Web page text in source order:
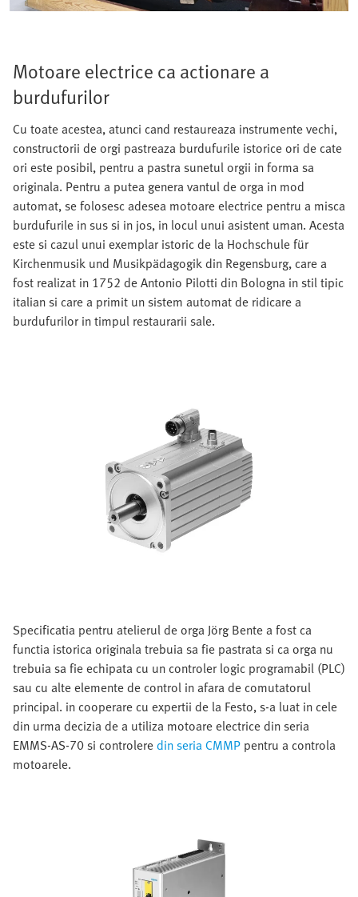
Motoare electrice ca actionare a
burdufurilor
Cu toate acestea, atunci cand restaureaza instrumente vechi,
constructorii de orgi pastreaza burdufurile istorice ori de cate
ori este posibil, pentru a pastra sunetul orgii in forma sa
originala. Pentru a putea genera vantul de orga in mod
automat, se folosesc adesea motoare electrice pentru a misca
burdufurile in sus si in jos, in locul unui asistent uman. Acesta
este si cazul unui exemplar istoric de la Hochschule für
Kirchenmusik und Musikpädagogik din Regensburg, care a
fost realizat in 1752 de Antonio Pilotti din Bologna in stil tipic
italian si care a primit un sistem automat de ridicare a
burdufurilor in timpul restaurarii sale.
Specificatia pentru atelierul de orga Jörg Bente a fost ca
functia istorica originala trebuia sa fie pastrata si ca orga nu
trebuia sa fie echipata cu un controler logic programabil (PLC)
sau cu alte elemente de control in afara de comutatorul
principal. in cooperare cu expertii de la Festo, s-a luat in cele
din urma decizia de a utiliza motoare electrice din seria
EMMS-AS-70 si controleredin seria CMMP pentru a controla
motoarele.